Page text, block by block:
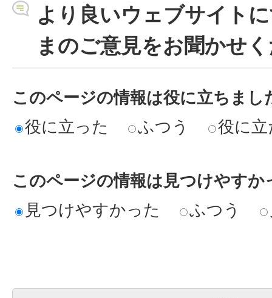
より良いウェブサイト
まのご意見をお聞かせ
このページの情報は役に立ちまし
役に立った
ふつう 役に
このページの情報は見つけやすか
見つけやすかった
ふつう